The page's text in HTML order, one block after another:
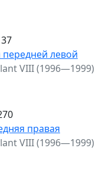
передней левой
VIII (1996—1999)
правая
VIII (1996—1999)